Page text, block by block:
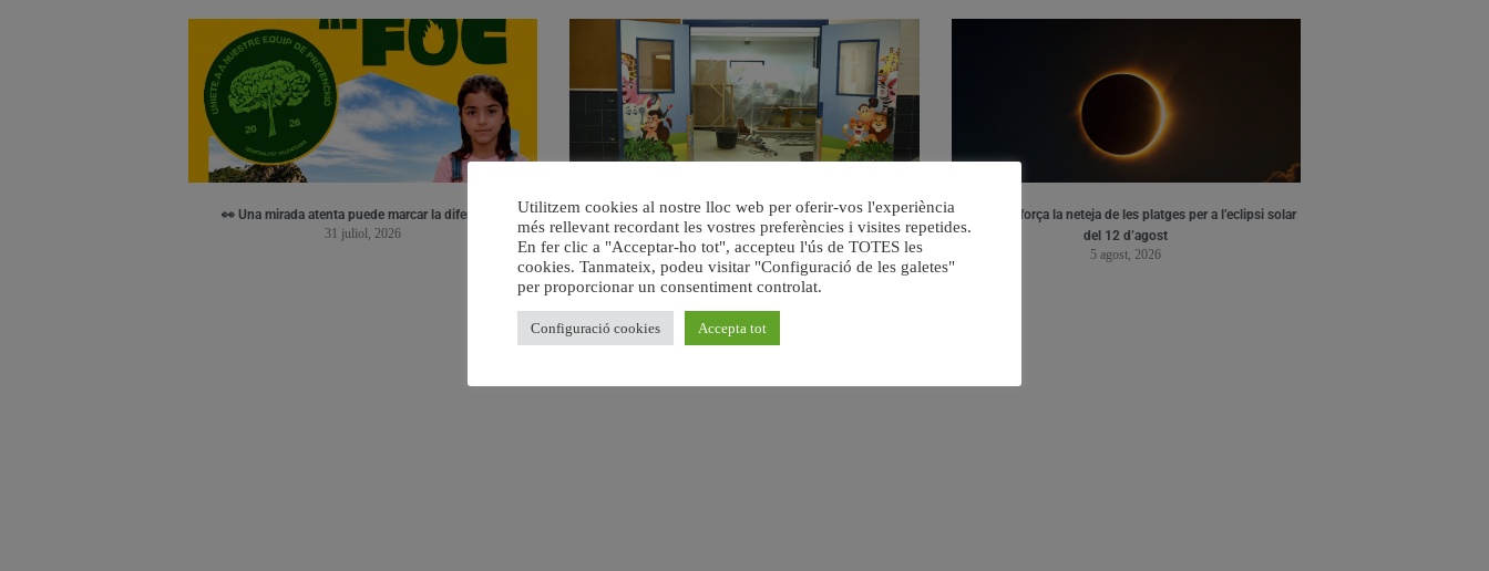
👀 Una mirada atenta puede marcar la diferencia.
31 juliol, 2026
València reforma l’Escola Infantil Pardalets i instal·larà aire
condicionat a totes les aules
5 agost, 2026
València reforça la neteja de les platges per a l’eclipsi solar
del 12 d’agost
5 agost, 2026
Utilitzem cookies al nostre lloc web per oferir-vos l'experiència
més rellevant recordant les vostres preferències i visites repetides.
En fer clic a "Acceptar-ho tot", accepteu l'ús de TOTES les
cookies. Tanmateix, podeu visitar "Configuració de les galetes"
per proporcionar un consentiment controlat.
Configuració cookies Accepta tot